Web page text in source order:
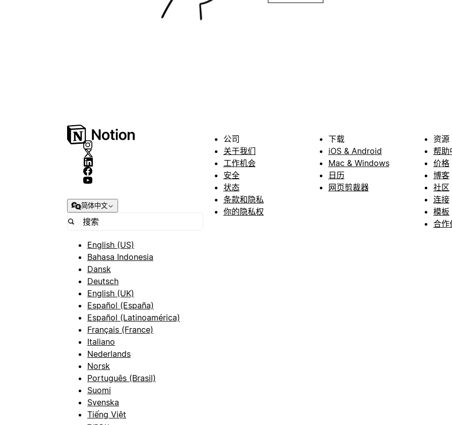
简体中文
English (US)
Bahasa Indonesia
Dansk
Deutsch
English (UK)
Español (España)
Español (Latinoamérica)
Français (France)
Italiano
Nederlands
Norsk
Português (Brasil)
Suomi
Svenska
Tiếng Việt
公司
关于我们
工作机会
安全
状态
条款和隐私
你的隐私权
下载
iOS & Android
Mac & Windows
日历
网页剪裁器
资源
帮助
价格
博客
社区
连接
模板
合作